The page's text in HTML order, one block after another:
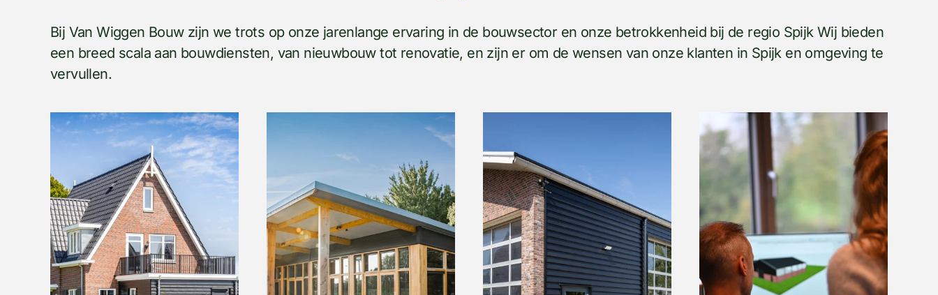
Bij Van Wiggen Bouw zijn we trots op onze jarenlange ervaring in de bouwsector en onze betrokkenheid bij de regio Spijk Wij bieden
een breed scala aan bouwdiensten, van nieuwbouw tot renovatie, en zijn er om de wensen van onze klanten in Spijk en omgeving te
vervullen.